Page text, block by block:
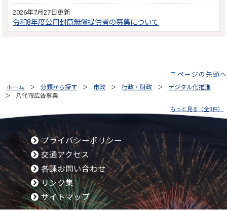
2026年7月27日更新
令和8年度公用封筒無償提供者の募集について
ページの先頭へ
ホーム 分類から探す 市政 行政・財政
デジタル化推進
八代市広告事業
もっと見る（全3件）
プライバシーポリシー
交通アクセス
各課お問い合わせ
リンク集
サイトマップ